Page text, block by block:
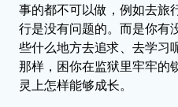
事的都不可以做，例如去旅
行是没有问题的。而是你有
些什么地方去追求、去学习
那样，困你在监狱里牢牢的
灵上怎样能够成长。